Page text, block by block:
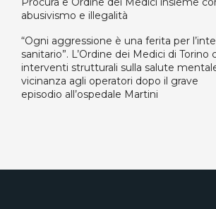
abusivismo e illegalità
“Ogni aggressione è una ferita per
sanitario”. L’Ordine dei Medici di Torino
interventi strutturali sulla salute
vicinanza agli operatori dopo il grave
episodio all’ospedale Martini